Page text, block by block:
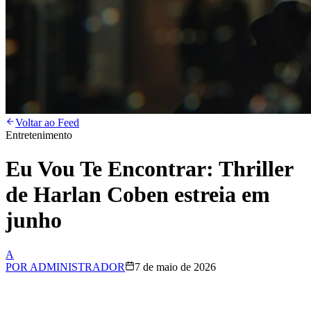
Voltar ao Feed
Entretenimento
Eu Vou Te Encontrar: Thriller
de Harlan Coben estreia em
junho
A
POR ADMINISTRADOR 7 de maio de 2026